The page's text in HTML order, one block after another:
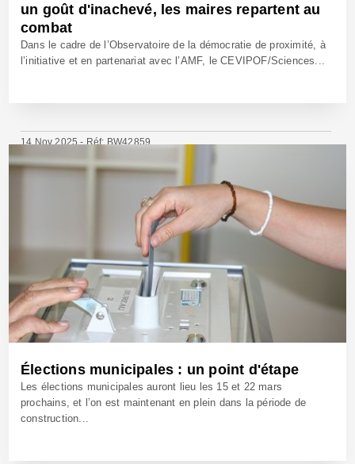
un goût d'inachevé, les maires repartent au
combat
Dans le cadre de l’Observatoire de la démocratie de proximité, à
l’initiative et en partenariat avec l’AMF, le CEVIPOF/Sciences...
14 Nov 2025 - Réf: BW42859
Élections municipales : un point d'étape
Les élections municipales auront lieu les 15 et 22 mars
prochains, et l’on est maintenant en plein dans la période de
construction...